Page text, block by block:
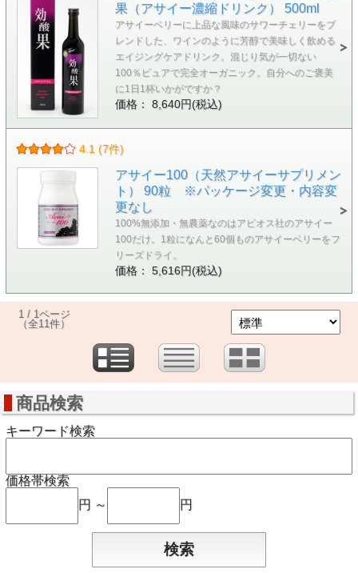
果（アサイー濃縮ドリンク） 500ml
アサイーベリーに上品な風味のサワーチェリーをブ
レンドした、ワインのように芳醇で美味しく飲める
エイジングケアドリンク。混じり気が一切ない
100％ピュアで完全オーガニック。自分へのご褒美
に1日1杯いかがですか？
価格： 8,640円(税込)
4.1 (7件)
アサイー100（天然アサイーサプリメン
ト） 90粒 ※パッケージ変更・内容変
更なし
100%無添加・無農薬なのはアビオス社のアサイー
100だけ。1粒になんと60個ものアサイーベリーをフ
リーズドライ。
価格： 5,616円(税込)
1 / 1ページ
（全11件）
商品検索
キーワード検索
価格帯検索
円 ～
円